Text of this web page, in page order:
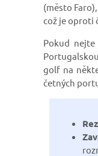
(město
což je oproti
Pokud
golf na
četných